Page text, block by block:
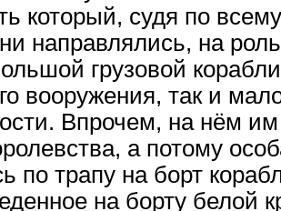
который, судя по
направлялись, на
грузовой
вооружения, так и
Впрочем, на нём
а потому
по трапу на борт
на борту белой